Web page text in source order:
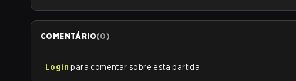
COMENTÁRIO(0)
Login para comentar sobre esta partida